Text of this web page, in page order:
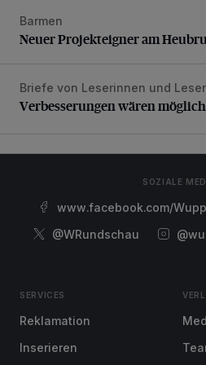
Neuer Projekteigner am
Barmen
Neuer Projekteigner am
Verbesserungen wären möglich
Briefe von Leserinnen und
Verbesserungen wären möglich
SOZIALE
www.facebook.com/
@WRundschau
SERVICES
Reklamation
Inserieren